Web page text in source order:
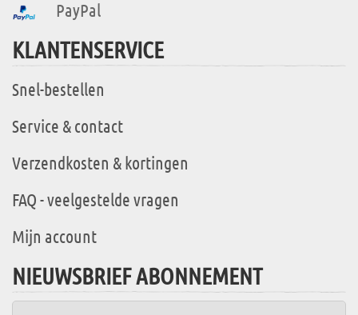
PayPal
KLANTENSERVICE
Snel-bestellen
Service & contact
Verzendkosten & kortingen
FAQ - veelgestelde vragen
Mijn account
NIEUWSBRIEF ABONNEMENT